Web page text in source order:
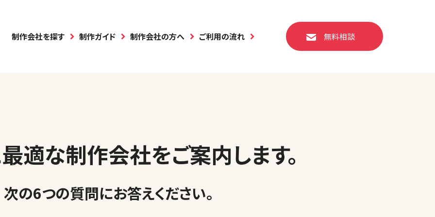
制作会社を探す 制作ガイド 制作会社の方へ ご利用の流れ 無料相談
適な制作会社をご案内します。
次の6つの質問にお答えください。